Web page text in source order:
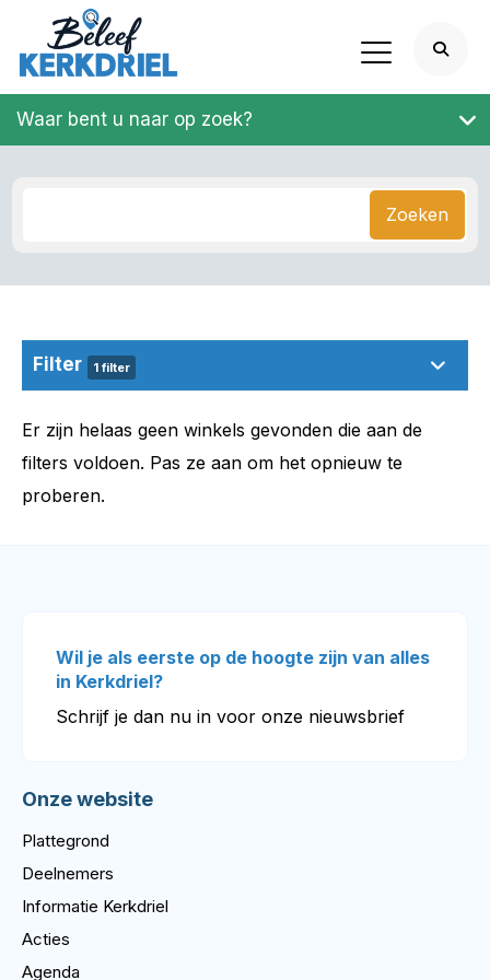
Waar bent u naar op zoek?
Zoeken
Filter 1 filter
Er zijn helaas geen winkels gevonden die aan de
filters voldoen. Pas ze aan om het opnieuw te
proberen.
Wil je als eerste op de hoogte zijn van alles
in Kerkdriel?
Schrijf je dan nu in voor onze nieuwsbrief
Onze website
Plattegrond
Deelnemers
Informatie Kerkdriel
Acties
Agenda